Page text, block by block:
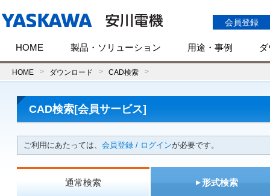
会員登録
HOME 製品・ソリューション 用途・事例
HOME ダウンロード CAD検索
CAD検索[会員サービス]
ご利用にあたっては、 会員登録 / ログインが必要です。
通常検索 形式検索